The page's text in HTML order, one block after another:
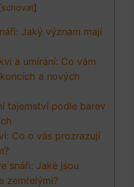
[schovat]
Jaký význam mají
⁢a umírání: ‍Co vám
a nových
tajemství podle barev
Co o vás ⁤prozrazují
snáři: Jaké jsou
zemřelými?